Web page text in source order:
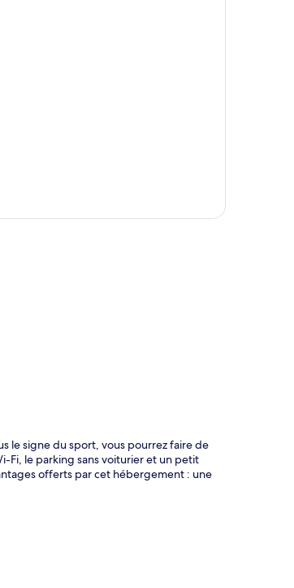
le signe du sport, vous pourrez faire de
Fi, le parking sans voiturier et un petit
offerts par cet hébergement : une